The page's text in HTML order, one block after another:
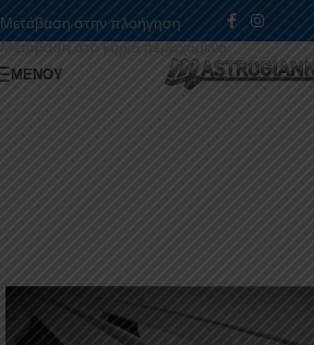
Μετάβαση στην πλοήγηση
Μετάβαση στο κύριο περιεχόμενο
ΜΕΝΟΎ